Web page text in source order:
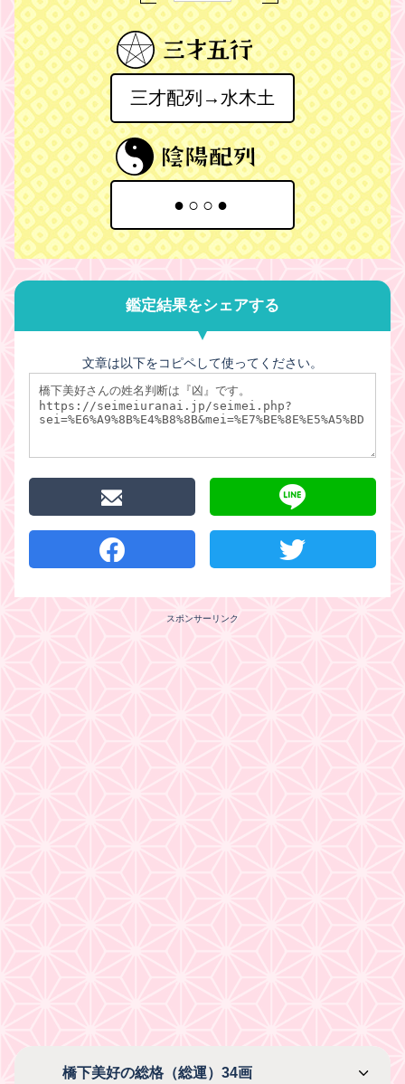
三才配列→水木土
●○○●
鑑定結果をシェアする
文章は以下をコピペして使ってください。
スポンサーリンク
橋下美好の総格（総運）34画